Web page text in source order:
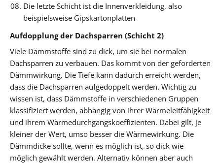
Die letzte Schicht ist die Innenverkleidung, also
beispielsweise Gipskartonplatten
Aufdopplung der Dachsparren (Schicht 2)
Viele Dämmstoffe sind zu dick, um sie bei normalen
Dachsparren zu verbauen. Das kommt von der geforderten
Dämmwirkung. Die Tiefe kann dadurch erreicht werden,
dass die Dachsparren aufgedoppelt werden. Wichtig zu
wissen ist, dass Dämmstoffe in verschiedenen Gruppen
klassifiziert werden, abhängig von ihrer Wärmeleitfähigkeit
und ihrem Wärmedurchgangskoeffizienten. Dabei gilt, je
kleiner der Wert, umso besser die Wärmewirkung. Die
Dämmdicke sollte, wenn es möglich ist, so dick wie
möglich gewählt werden. Alternativ können aber auch